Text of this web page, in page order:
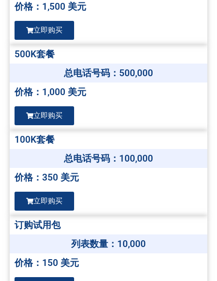
价格：1,500 美元
立即购买
500K套餐
总电话号码：500,000
价格：1,000 美元
立即购买
100K套餐
总电话号码：100,000
价格：350 美元
立即购买
订购试用包
列表数量：10,000
价格：150 美元